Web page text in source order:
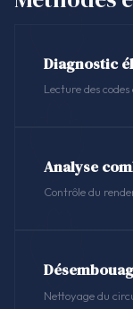
Diagnostic
Lecture des
Analyse
Contrôle du
Nettoyage du